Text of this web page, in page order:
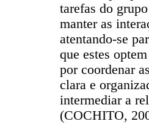
tarefas do
manter as
atentando-se
que estes
por coordenar
clara e
intermediar a
(COCHITO,